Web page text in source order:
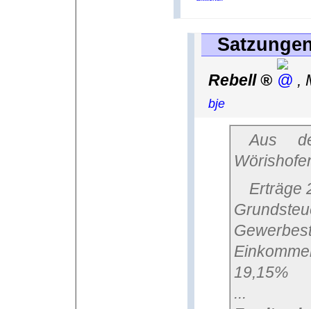
Rebell ,
bje
Aus der Statistik 2017 für Bad
Erträge
19,15%
...